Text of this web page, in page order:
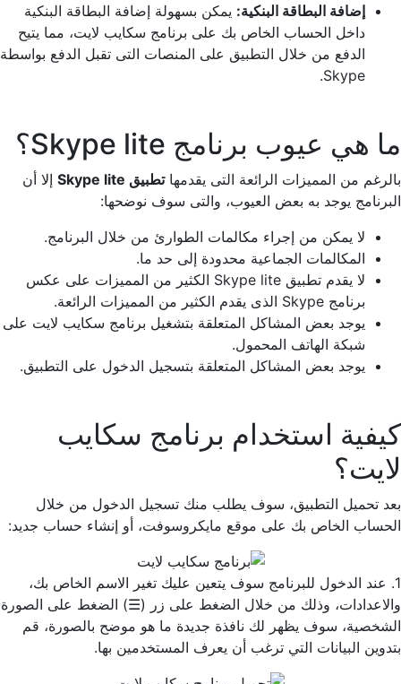
إضافة البطاقة البنكية: يمكن بسهولة إضافة البطاقة البنكية
داخل الحساب الخاص بك على برنامج سكايب لايت، مما يتيح
الدفع من خلال التطبيق على المنصات التى تقبل الدفع بواسطة
Skype.
ما هي عيوب برنامج Skype lite؟
بالرغم من المميزات الرائعة التى يقدمهاتطبيق Skype lite
إلا أن
البرنامج يوجد به بعض العيوب، والتى سوف نوضحها:
لا يمكن من إجراء مكالمات الطوارئ من خلال البرنامج.
المكالمات الجماعية محدودة إلى حد ما.
لا يقدم تطبيق Skype lite الكثير من المميزات على عكس
برنامج Skype الذى يقدم الكثير من المميزات الرائعة.
يوجد بعض المشاكل المتعلقة بتشغيل برنامج سكايب لايت على
شبكة الهاتف المحمول.
يوجد بعض المشاكل المتعلقة بتسجيل الدخول على التطبيق.
كيفية استخدام برنامج سكايب
لايت؟
بعد تحميل التطبيق، سوف يطلب منك تسجيل الدخول من خلال
الحساب الخاص بك على موقع مايكروسوفت، أو إنشاء حساب جديد:
1. عند الدخول للبرنامج سوف يتعين عليك تغير الاسم الخاص بك،
والاعدادات، وذلك من خلال الضغط على زر (☰) الضغط على الصورة
الشخصية، سوف يظهر لك نافذة جديدة ما هو موضح بالصورة، قم
بتدوين البيانات التي ترغب أن يعرف المستخدمين بها.